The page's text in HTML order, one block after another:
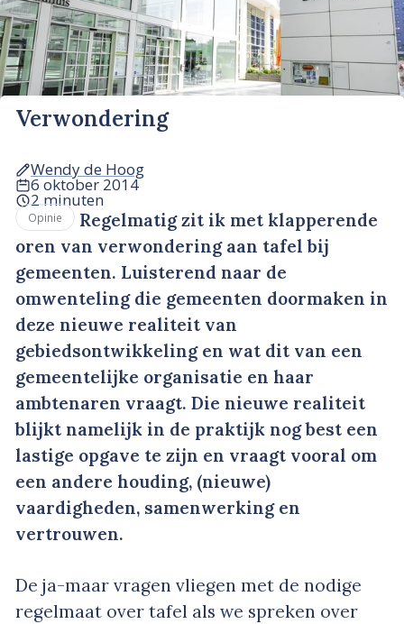
Verwondering
Wendy de Hoog
6 oktober 2014
2 minuten
Opinie
Regelmatig zit ik met klapperende
oren van verwondering aan tafel bij
gemeenten. Luisterend naar de
omwenteling die gemeenten doormaken in
deze nieuwe realiteit van
gebiedsontwikkeling en wat dit van een
gemeentelijke organisatie en haar
ambtenaren vraagt. Die nieuwe realiteit
blijkt namelijk in de praktijk nog best een
lastige opgave te zijn en vraagt vooral om
een andere houding, (nieuwe)
vaardigheden, samenwerking en
vertrouwen.
De ja-maar vragen vliegen met de nodige
regelmaat over tafel als we spreken over